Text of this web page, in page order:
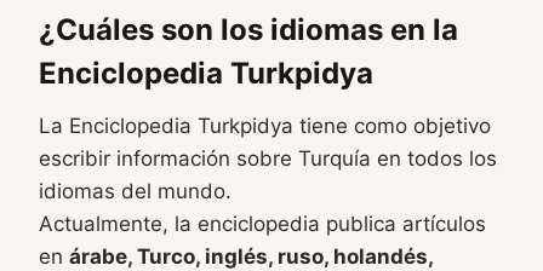
¿Cuáles son los idiomas en la
Enciclopedia Turkpidya
La Enciclopedia Turkpidya tiene como objetivo
escribir información sobre Turquía en todos los
idiomas del mundo.
Actualmente, la enciclopedia publica artículos
en árabe, Turco, inglés, ruso, holandés,